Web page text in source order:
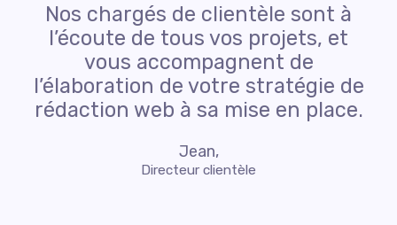
Nos chargés de clientèle sont à
l’écoute de tous vos projets, et
vous accompagnent de
l’élaboration de votre stratégie de
rédaction web à sa mise en place.
Jean,
Directeur clientèle